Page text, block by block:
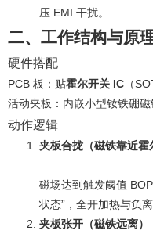
压 EMI 干扰。
二、工作结构与原
硬件搭配
PCB 板：贴霍尔开关 IC （
活动夹板：内嵌小型钕铁硼磁
动作逻辑
夹板合拢（磁铁靠近霍
磁场达到触发阈值
状态”，全开加热与负离
夹板张开（磁铁远离）